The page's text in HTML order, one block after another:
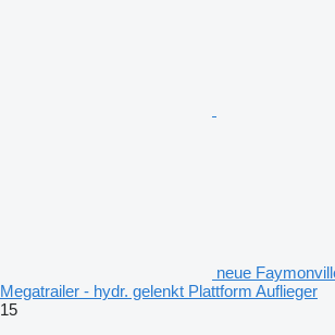
neue
Megatrailer - hydr. gelenkt Plattform Auflieger
15